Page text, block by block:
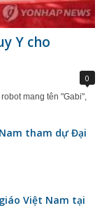
Y cho
0
mang tên "Gabi",
tham dự Đại
Việt Nam tại